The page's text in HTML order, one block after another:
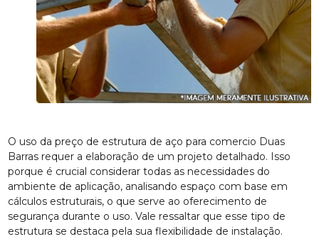
O uso da preço de estrutura de aço para comercio Duas
Barras requer a elaboração de um projeto detalhado. Isso
porque é crucial considerar todas as necessidades do
ambiente de aplicação, analisando espaço com base em
cálculos estruturais, o que serve ao oferecimento de
segurança durante o uso. Vale ressaltar que esse tipo de
estrutura se destaca pela sua flexibilidade de instalação.